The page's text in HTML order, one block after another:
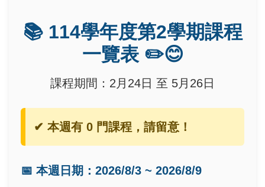
📚 114學年度第2學期課程
一覽表 ✏️😊
課程期間：2月24日 至 5月26日
✔ 本週有 0 門課程，請留意！
📅 本週日期：2026/8/3 ~ 2026/8/9